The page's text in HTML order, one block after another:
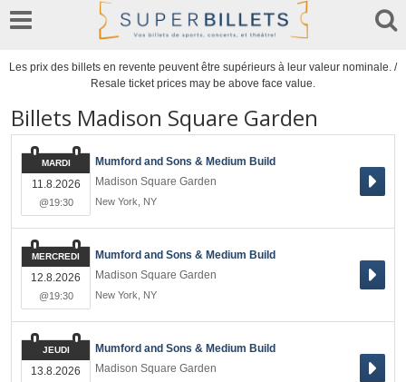
Les prix des billets en revente peuvent être supérieurs à leur valeur nominale. /
Resale ticket prices may be above face value.
Billets Madison Square Garden
Mumford and Sons & Medium Build
Madison Square Garden
New York NY
MARDI
11.8.2026
@19:30
Mumford and Sons & Medium Build
Madison Square Garden
New York NY
MERCREDI
12.8.2026
@19:30
Mumford and Sons & Medium Build
Madison Square Garden
JEUDI
13.8.2026